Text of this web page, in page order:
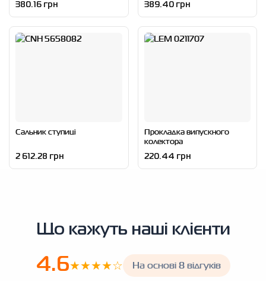
380.16 грн 389.40 грн
Сальник ступиці
2 612.28 грн
Прокладка випускного
колектора
220.44 грн
Що кажуть наші клієнти
4.6★★★★☆ На основі 8 відгуків